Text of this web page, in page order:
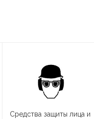
Средства защиты лица и